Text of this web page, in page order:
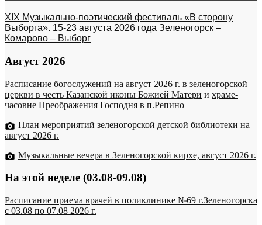
XIX Музыкально-поэтический фестиваль «В сторону
Выборга». 15-23 августа 2026 года Зеленогорск –
Комарово – Выборг
Август 2026
Расписание богослужений на август 2026 г. в зеленогорской
церкви в честь Казанской иконы Божией Матери и храме-
часовне Преображения Господня в п.Репино
План мероприятий зеленогорской детской библиотеки на
август 2026 г.
Музыкальные вечера в Зеленогорской кирхе, август 2026 г.
На этой неделе (03.08-09.08)
Расписание приема врачей в поликлинике №69 г.Зеленогорска
c 03.08 по 07.08 2026 г.